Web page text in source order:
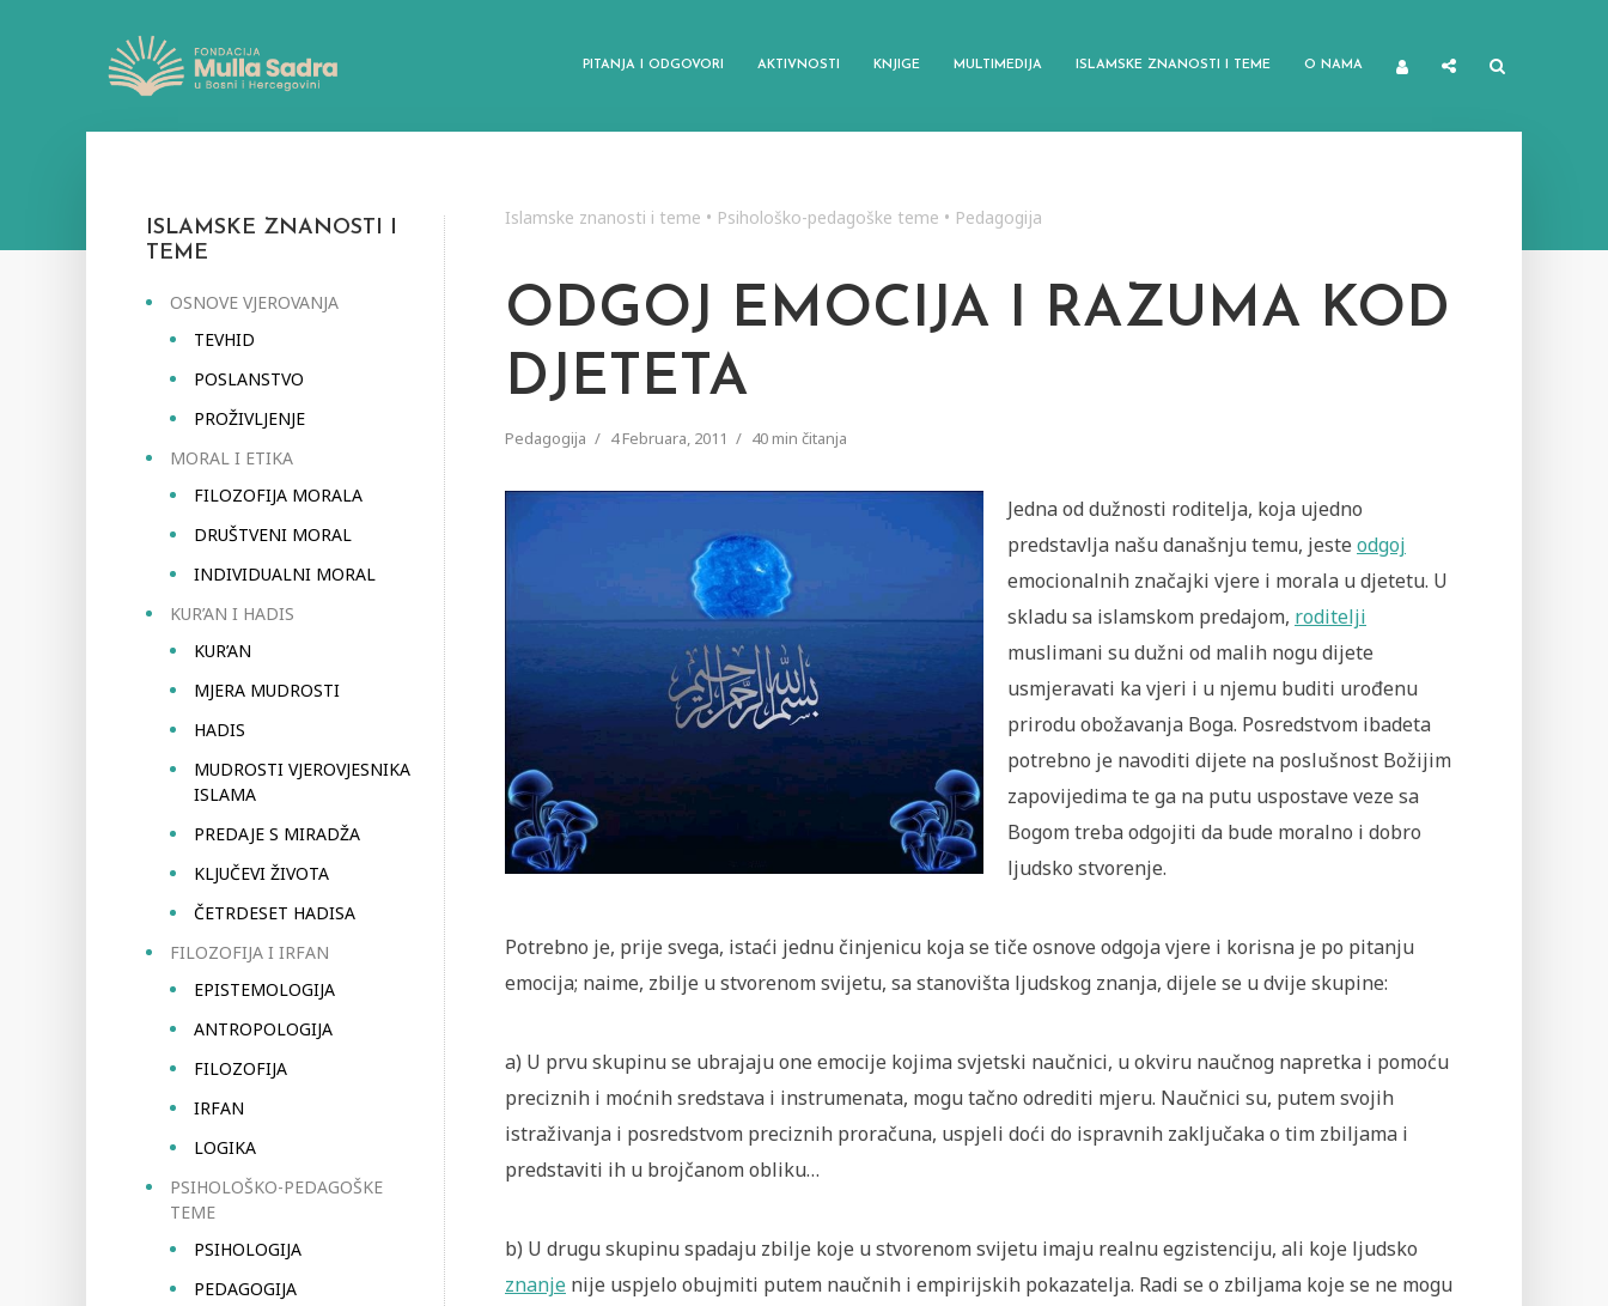
PITANJA I ODGOVORI AKTIVNOSTI KNJIGE MULTIMEDIJA ISLAMSKE ZNANOSTI I TEME O NAMA
ISLAMSKE ZNANOSTI I
TEME
OSNOVE VJEROVANJA
TEVHID
POSLANSTVO
PROŽIVLJENJE
MORAL I ETIKA
FILOZOFIJA MORALA
DRUŠTVENI MORAL
INDIVIDUALNI MORAL
KUR’AN I HADIS
KUR’AN
MJERA MUDROSTI
HADIS
MUDROSTI VJEROVJESNIKA
ISLAMA
PREDAJE S MIRADŽA
KLJUČEVI ŽIVOTA
ČETRDESET HADISA
FILOZOFIJA I IRFAN
EPISTEMOLOGIJA
ANTROPOLOGIJA
FILOZOFIJA
IRFAN
LOGIKA
PSIHOLOŠKO-PEDAGOŠKE
TEME
PSIHOLOGIJA
PEDAGOGIJA
Islamske znanosti i teme • Psihološko-pedagoške teme • Pedagogija
ODGOJ EMOCIJA I RAZUMA KOD
DJETETA
Pedagogija 4 Februara, 2011 40 min čitanja
Jedna od dužnosti roditelja, koja ujedno
predstavlja našu današnju temu, jeste odgoj
emocionalnih značajki vjere i morala u djetetu. U
skladu sa islamskom predajom, roditelji
muslimani su dužni od malih nogu dijete
usmjeravati ka vjeri i u njemu buditi urođenu
prirodu obožavanja Boga. Posredstvom ibadeta
potrebno je navoditi dijete na poslušnost Božijim
zapovijedima te ga na putu uspostave veze sa
Bogom treba odgojiti da bude moralno i dobro
ljudsko stvorenje.
Potrebno je, prije svega, istaći jednu činjenicu koja se tiče osnove odgoja vjere i korisna je po pitanju
emocija; naime, zbilje u stvorenom svijetu, sa stanovišta ljudskog znanja, dijele se u dvije skupine:
a) U prvu skupinu se ubrajaju one emocije kojima svjetski naučnici, u okviru naučnog napretka i pomoću
preciznih i moćnih sredstava i instrumenata, mogu tačno odrediti mjeru. Naučnici su, putem svojih
istraživanja i posredstvom preciznih proračuna, uspjeli doći do ispravnih zaključaka o tim zbiljama i
predstaviti ih u brojčanom obliku…
b) U drugu skupinu spadaju zbilje koje u stvorenom svijetu imaju realnu egzistenciju, ali koje ljudsko
znanje nije uspjelo obujmiti putem naučnih i empirijskih pokazatelja. Radi se o zbiljama koje se ne mogu